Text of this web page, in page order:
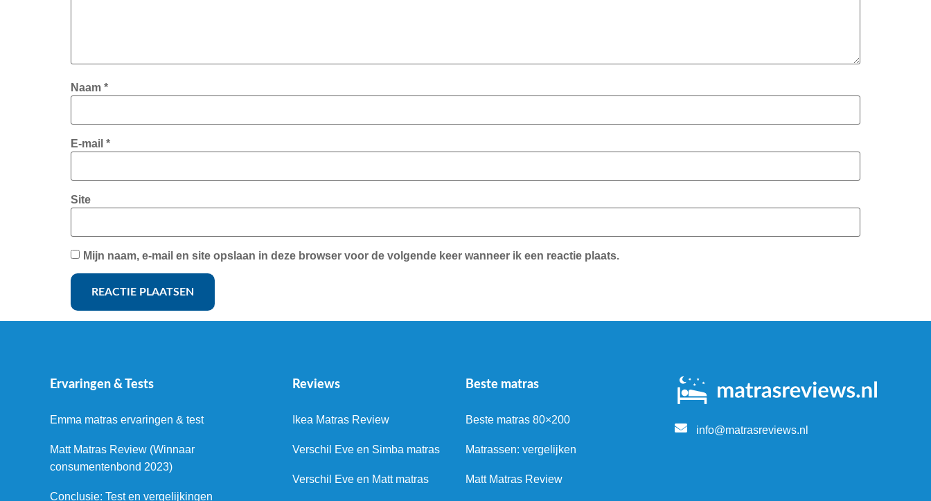
Naam *
E-mail *
Site
Mijn naam, e-mail en site opslaan in deze browser voor de volgende keer wanneer ik een reactie plaats.
Ervaringen & Tests
Emma matras ervaringen & test
Matt Matras Review (Winnaar
consumentenbond 2023)
Conclusie: Test en vergelijkingen
Reviews
Ikea Matras Review
Verschil Eve en Simba matras
Verschil Eve en Matt matras
Beste matras
Beste matras 80×200
Matrassen: vergelijken
Matt Matras Review
info@matrasreviews.nl